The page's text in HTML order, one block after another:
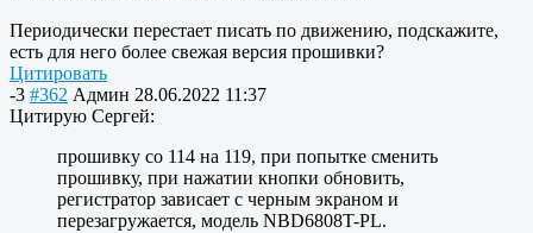
Периодически перестает писать по движению, подскажите,
есть для него более свежая версия прошивки?
Цитировать
-3 #362 Админ 28.06.2022 11:37
Цитирую Сергей:
прошивку со 114 на 119, при попытке сменить
прошивку, при нажатии кнопки обновить,
регистратор зависает с черным экраном и
перезагружается, модель NBD6808T-PL.